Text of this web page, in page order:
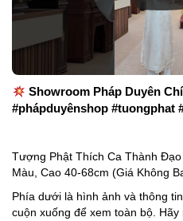
Showroom Pháp Duyên
#phápduyênshop #tuongphat
Tượng Phật Thích Ca Thành
Màu, Cao 40-68cm (Giá Không
Phía dưới là hình ảnh và thông
cuộn xuống để xem toàn bộ.